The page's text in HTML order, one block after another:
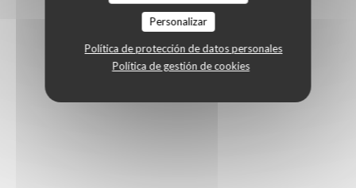
Personalizar
Política de protección de datos personales
Política de gestión de cookies